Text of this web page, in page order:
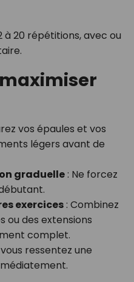
à 20 répétitions, avec ou
vos épaules et vos
légers avant de
graduelle: Ne forcez
exercices: Combinez
ou des extensions
complet.
ressentez une